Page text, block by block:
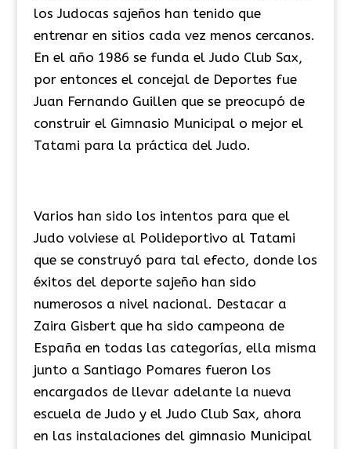
los Judocas sajeños han tenido que
entrenar en sitios cada vez menos cercanos.
En el año 1986 se funda el Judo Club Sax,
por entonces el concejal de Deportes fue
Juan Fernando Guillen que se preocupó de
construir el Gimnasio Municipal o mejor el
Tatami para la práctica del Judo.
Varios han sido los intentos para que el
Judo volviese al Polideportivo al Tatami
que se construyó para tal efecto, donde los
éxitos del deporte sajeño han sido
numerosos a nivel nacional. Destacar a
Zaira Gisbert que ha sido campeona de
España en todas las categorías, ella misma
junto a Santiago Pomares fueron los
encargados de llevar adelante la nueva
escuela de Judo y el Judo Club Sax, ahora
en las instalaciones del gimnasio Municipal